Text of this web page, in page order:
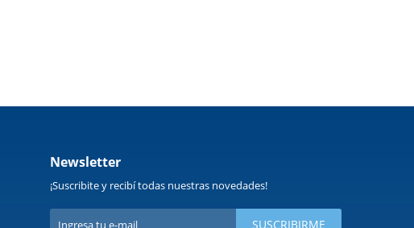
Newsletter
¡Suscribite y recibí todas nuestras novedades!
SUSCRIBIRME